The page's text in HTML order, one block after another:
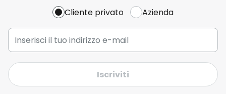
Cliente privato Azienda
Iscriviti